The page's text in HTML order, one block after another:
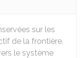
sur les
de la frontière.
le système